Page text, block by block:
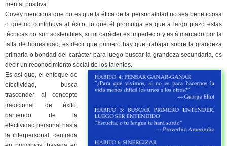
mental positiva.
Covey menciona que no es que la ética de la personalidad no sea beneficiosa
o que no contribuya al éxito, lo que él promulga es que a largo plazo estas
técnicas no son sostenibles, si mi carácter es imperfecto y está marcado por la
falta de honestidad, es decir que primero hay que trabajar sobre la grandeza
primaria o bondad del carácter para luego buscar la grandeza secundaria, es
decir un reconocimiento social de los talentos.
Es así que, el enfoque de
efectividad, busca
trascender al concepto
tradicional de éxito,
partiendo de la
efectividad personal hasta
la interpersonal, centrada